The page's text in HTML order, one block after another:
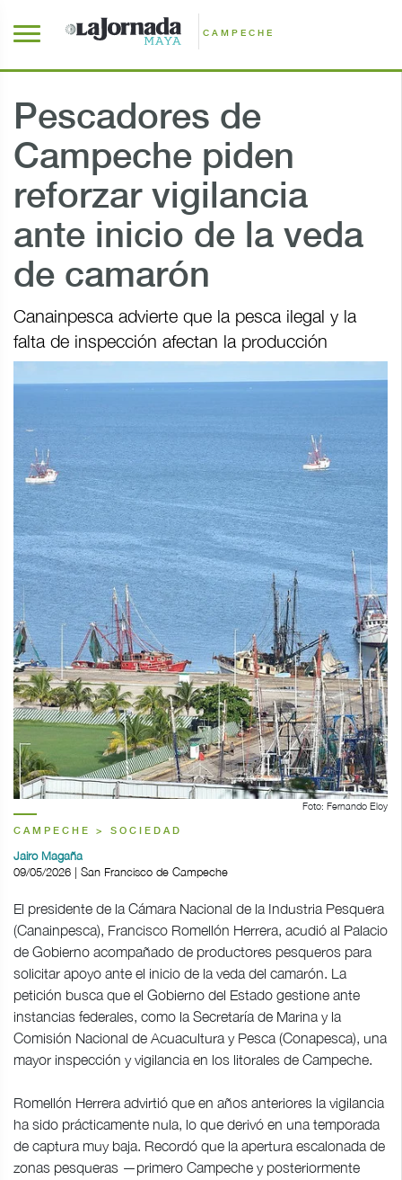
CAMPECHE
Pescadores de
Campeche piden
reforzar vigilancia
ante inicio de la veda
de camarón
Canainpesca advierte que la pesca ilegal y la
falta de inspección afectan la producción
Foto: Fernando Eloy
CAMPECHE > SOCIEDAD
Jairo Magaña
09/05/2026 | San Francisco de Campeche
El presidente de la Cámara Nacional de la Industria Pesquera
(Canainpesca), Francisco Romellón Herrera, acudió al Palacio
de Gobierno acompañado de productores pesqueros para
solicitar apoyo ante el inicio de la veda del camarón. La
petición busca que el Gobierno del Estado gestione ante
instancias federales, como la Secretaría de Marina y la
Comisión Nacional de Acuacultura y Pesca (Conapesca), una
mayor inspección y vigilancia en los litorales de Campeche.
Romellón Herrera advirtió que en años anteriores la vigilancia
ha sido prácticamente nula, lo que derivó en una temporada
de captura muy baja. Recordó que la apertura escalonada de
zonas pesqueras —primero Campeche y posteriormente